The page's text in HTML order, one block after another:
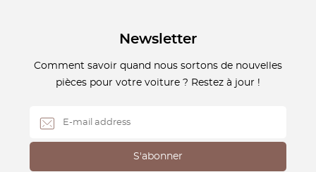
Newsletter
Comment savoir quand nous sortons de nouvelles
pièces pour votre voiture ? Restez à jour !